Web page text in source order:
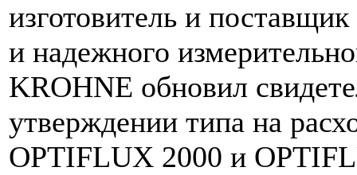
изготовитель и
и надежного
KROHNE обновил
утверждении типа на
OPTIFLUX 2000 и